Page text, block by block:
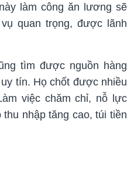
làm công ăn lương sẽ
quan trọng, được lãnh
tìm được nguồn hàng
tín. Họ chốt được nhiều
việc chăm chỉ, nỗ lực
nhập tăng cao, túi tiền